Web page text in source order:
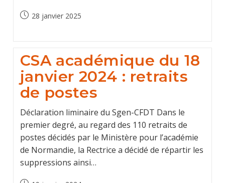
Post28 janvier 2025
CSA académique du 18
janvier 2024 : retraits
de postes
Déclaration liminaire du Sgen-CFDT Dans le
premier degré, au regard des 110 retraits de
postes décidés par le Ministère pour l’académie
de Normandie, la Rectrice a décidé de répartir les
suppressions ainsi…